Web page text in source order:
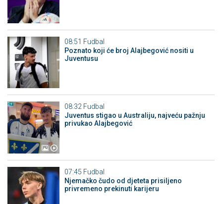
08:51 Fudbal
Poznato koji će broj Alajbegović nositi u
Juventusu
08:32 Fudbal
Juventus stigao u Australiju, najveću pažnju
privukao Alajbegović
07:45 Fudbal
Njemačko čudo od djeteta prisiljeno
privremeno prekinuti karijeru